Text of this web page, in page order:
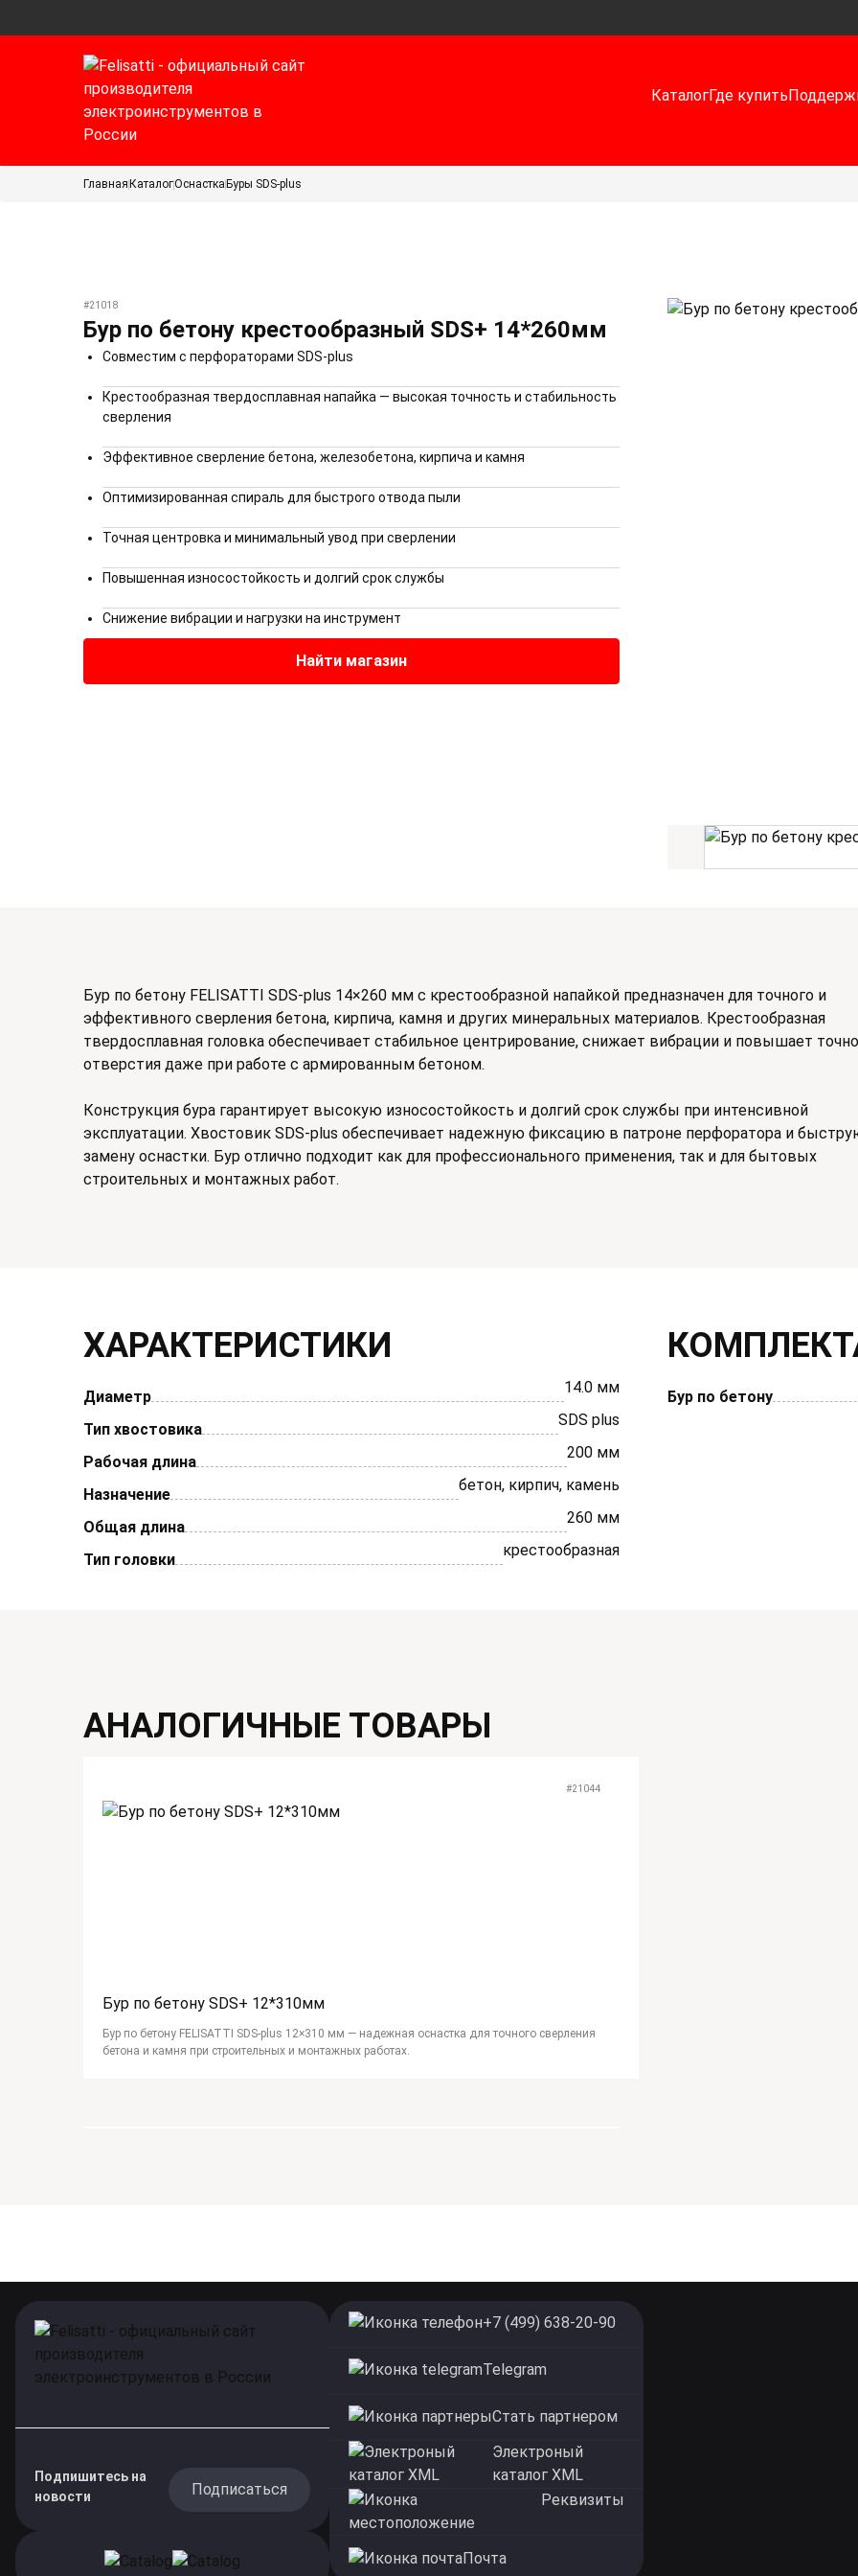
КаталогГде купить
Главная КаталогОснастка Буры SDS-plus
#21018
Бур по бетону крестообразный SDS+ 14*260мм
Совместим с перфораторами SDS-plus
Крестообразная твердосплавная напайка — высокая точность и стабильность
сверления
Эффективное сверление бетона, железобетона, кирпича и камня
Оптимизированная спираль для быстрого отвода пыли
Точная центровка и минимальный увод при сверлении
Повышенная износостойкость и долгий срок службы
Снижение вибрации и нагрузки на инструмент
Найти магазин
Бур по бетону FELISATTI SDS-plus 14×260 мм с крестообразной напайкой предназначен для точного и
эффективного сверления бетона, кирпича, камня и других минеральных материалов. Крестообразная
твердосплавная головка обеспечивает стабильное центрирование, снижает вибрации и повышает
отверстия даже при работе с армированным бетоном.
Конструкция бура гарантирует высокую износостойкость и долгий срок службы при интенсивной
эксплуатации. Хвостовик SDS-plus обеспечивает надежную фиксацию в патроне перфоратора и
замену оснастки. Бур отлично подходит как для профессионального применения, так и для бытовых
строительных и монтажных работ.
ХАРАКТЕРИСТИКИ
Диаметр
14.0 мм
Тип хвостовика
SDS plus
Рабочая длина
200 мм
Назначение
бетон, кирпич, камень
Общая длина
260 мм
Тип головки
крестообразная
Бур по бетону
АНАЛОГИЧНЫЕ ТОВАРЫ
#21044
Бур по бетону SDS+ 12*310мм
Бур по бетону FELISATTI SDS-plus 12×310 мм — надежная оснастка для точного сверления
бетона и камня при строительных и монтажных работах.
Подпишитесь на
новости
Подписаться
+7 (499) 638-20-90
Telegram
Стать партнером
Электроный
каталог XML
Реквизиты
Почта